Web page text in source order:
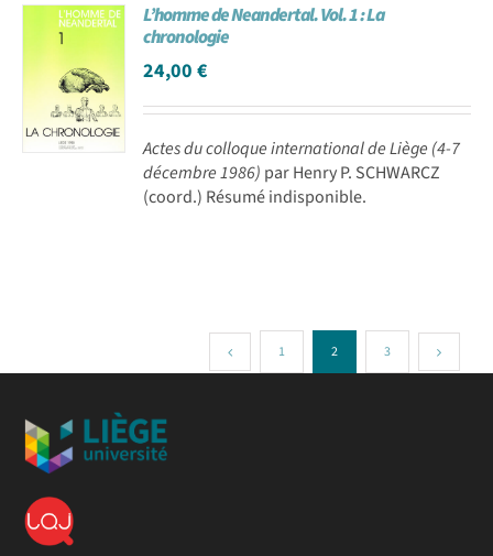
L’homme de Neandertal. Vol. 1 : La
chronologie
24,00€
Actes du colloque international de Liège (4-7
décembre 1986) par Henry P. SCHWARCZ
(coord.) Résumé indisponible.
1 2 3